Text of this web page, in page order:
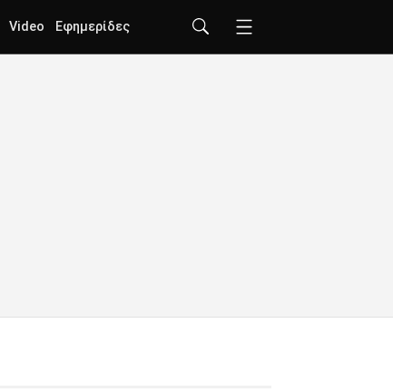
Video Εφημερίδες